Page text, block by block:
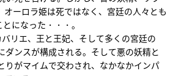
オーロラ姫は死ではなく、宮廷の人々とも
になった・・・。
リエ、王と王妃、そして多くの宮廷の
ダンスが構成される。そして悪の妖精と
りがマイムで交わされ、なかなかインパ